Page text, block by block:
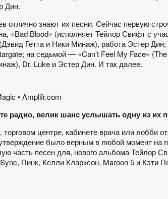
Дин.
отлично знают их песни. Сейчас первую
«Bad Blood» (исполняет Тейлор Свифт с
Гетта и Ники Минаж), работа Эстер
на седьмой — «Can’t Feel My Face»
Dr. Luke и Эстер Дин. И так далее.
• Amplifr.com
радио, велик шанс услышать одну из их
торговом центре, кабинете врача или лобби
было верным в любой момент на
часть песен для, нового альбома Тейлор
Пинк, Келли Кларксон, Maroon 5 и Кэти